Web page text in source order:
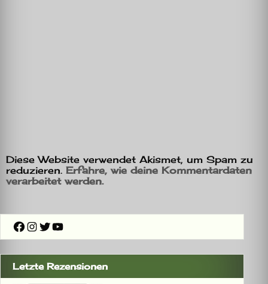
Diese Website verwendet Akismet, um Spam zu
reduzieren. Erfahre, wie deine Kommentardaten
verarbeitet werden.
Facebook
Instagram
Twitter
YouTube
Letzte Rezensionen